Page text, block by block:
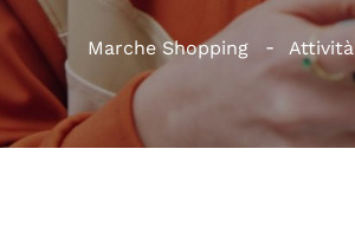
Marche Shopping Attività